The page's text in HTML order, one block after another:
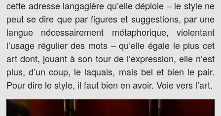
cette adresse langagière qu’elle déploie – le style ne
peut se dire que par figures et suggestions, par une
langue nécessairement métaphorique, violentant
l’usage régulier des mots – qu’elle égale le plus cet
art dont, jouant à son tour de l’expression, elle n’est
plus, d’un coup, le laquais, mais bel et bien le pair.
Pour dire le style, il faut bien en avoir. Voie vers l’art.